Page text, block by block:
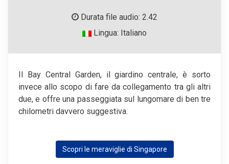
Durata file audio: 2.42
Lingua: Italiano
Il Bay Central Garden, il giardino centrale, è sorto
invece allo scopo di fare da collegamento tra gli altri
due, e offre una passeggiata sul lungomare di ben tre
chilometri davvero suggestiva.
Scopri le meraviglie di Singapore